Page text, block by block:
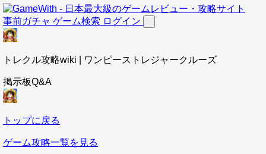
事前ガチャ ゲーム検索 ログイン
トレクル攻略wiki | ワンピーストレジャークルーズ
掲示板Q&A
トップに戻る
ゲーム攻略一覧を見る